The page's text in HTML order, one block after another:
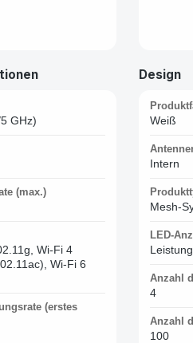
GHz)
(max.)
Wi-Fi 4
Wi-Fi 6
(erstes
Design
Weiß
Intern
Mesh-
LED-
Anzahl
4
Anzahl
100